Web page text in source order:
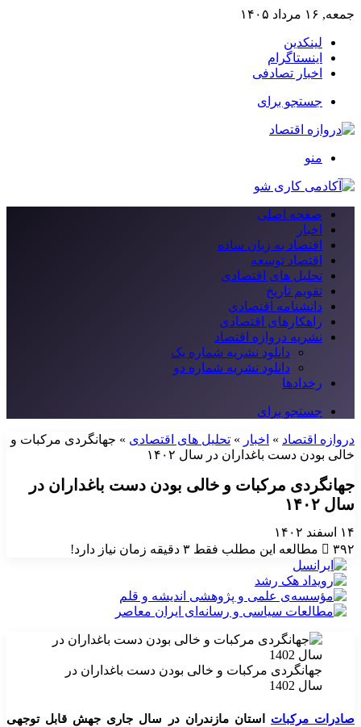
جمعه, ۱۶ مرداد ۱۴۰۵
لینکدین
اینستاگرام
اخبار تصادفی
جستجو برای
منو
صفحه اصلی
اخبار
اقتصاد به زبان ساده
اقتصاد توسعه
تحلیل های اقتصادی
تقویم تاریخ
دانشنامه اقتصادی
راهکارهای اقتصادی
نشریه دروازه اقتصاد
دانلود نشریه شماره یک
دانلود نشریه شماره دو
رخدادها
جستجو برای
دروازه اقتصاد » اخبار » تحلیل های اقتصادی » جهانگردی مرکبات و
خالی بودن دست باغداران در سال ۱۴۰۲
جهانگردی مرکبات و خالی بودن دست باغداران در
سال ۱۴۰۲
۱۴ اسفند ۱۴۰۲
۳۹۲
مطالعه این مطلب فقط ۳ دقیقه زمان نیاز دارد!
جهانگردی مرکبات و خالی بودن دست باغداران در
سال 1402
صادرات مرکبات استان مازندران در سال جاری جهش قابل توجهی